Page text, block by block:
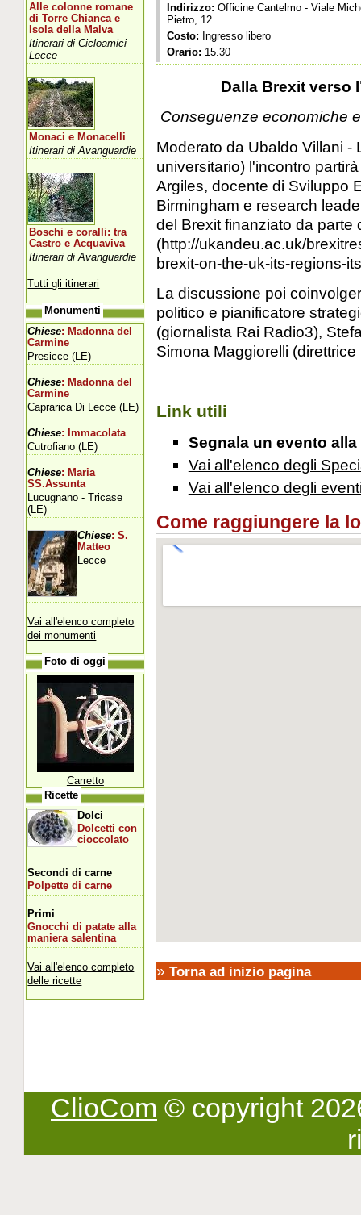
Indirizzo: Officine Cantelmo - Viale
Pietro, 12
Costo: Ingresso libero
Orario: 15.30
Dalla Brexit verso
Conseguenze economiche e
Moderato da Ubaldo Villani -
universitario) l'incontro
Argiles, docente di Sviluppo
Birmingham e research
del Brexit finanziato da parte
(http://ukandeu.ac.uk/
brexit-on-the-uk-its-regions-
La discussione poi
politico e pianificatore
(giornalista Rai Radio3),
Simona Maggiorelli (direttrice
Link utili
Segnala un evento
Vai all'elenco degli
Vai all'elenco degli
Come raggiungere la
» Torna ad inizio pagina
Alle colonne romane
di Torre Chianca e
Isola della Malva
Itinerari di Cicloamici
Lecce
Monaci e Monacelli
Itinerari di Avanguardie
Boschi e coralli: tra
Castro e Acquaviva
Itinerari di Avanguardie
Tutti gli itinerari
Monumenti
Chiese: Madonna del
Carmine
Presicce (LE)
Chiese: Madonna del
Carmine
Caprarica Di Lecce (LE)
Chiese: Immacolata
Cutrofiano (LE)
Chiese: Maria
SS.Assunta
Lucugnano - Tricase
(LE)
Chiese: S.
Matteo
Lecce
Vai all'elenco completo
dei monumenti
Foto di oggi
Carretto
Ricette
Dolci
Dolcetti con
cioccolato
Secondi di carne
Polpette di carne
Primi
Gnocchi di patate alla
maniera salentina
Vai all'elenco completo
delle ricette
ClioCom © copyright